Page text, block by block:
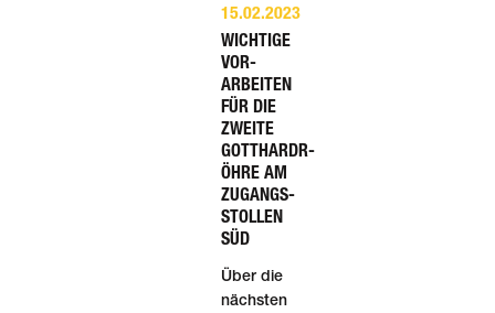
15.02.2023
WICHTIGE
VOR­
ARBEITEN
FÜR DIE
ZWEITE
GOTTHARDR­
ÖHRE AM
ZUGANGS­
STOLLEN
SÜD
Über die
nächsten